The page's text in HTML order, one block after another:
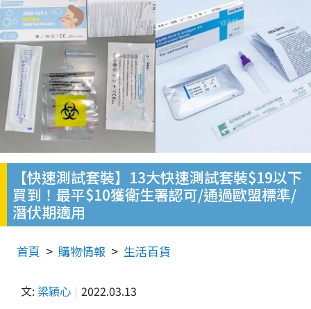
【快速測試套裝】13大快速測試套裝$19以下
買到！最平$10獲衛生署認可/通過歐盟標準/
潛伏期適用
首頁 購物情報 生活百貨
文: 梁穎心 2022.03.13